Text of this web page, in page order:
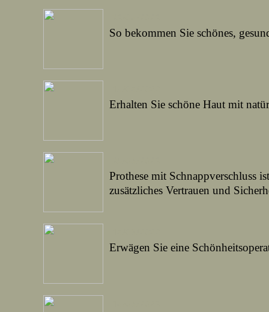
So bekommen Sie schönes,
Erhalten Sie schöne Haut mit
Prothese mit Schnappverschluss
zusätzliches Vertrauen und
Erwägen Sie eine